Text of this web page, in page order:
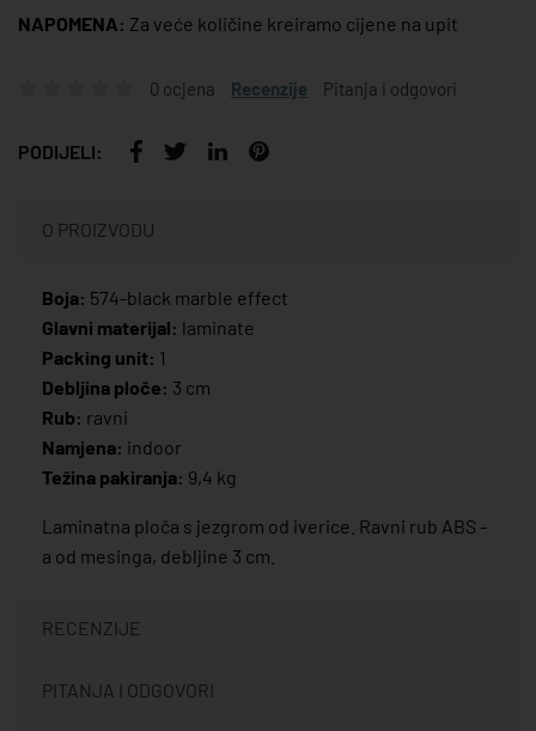
NAPOMENA: Za veće količine kreiramo cijene na upit
0 ocjena Recenzije Pitanja i odgovori
PODIJELI:
O PROIZVODU
Boja: 574-black marble effect
Glavni materijal: laminate
Packing unit: 1
Debljina ploče: 3 cm
Rub: ravni
Namjena: indoor
Težina pakiranja: 9,4 kg
Laminatna ploča s jezgrom od iverice. Ravni rub ABS -
a od mesinga, debljine 3 cm.
RECENZIJE
PITANJA I ODGOVORI